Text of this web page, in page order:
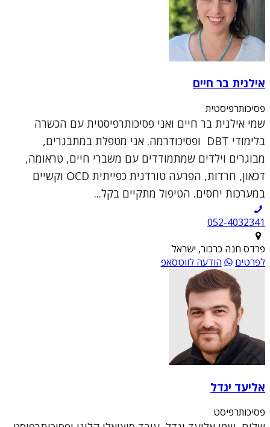
אילנית בר חיים
פסיכותרפיסטית
שמי אילנית בר חיים ואני פסיכותרפיסטית עם הכשרה
בלימודי DBT ופסיכודרמה. אני מטפלת במתבגרים,
מבוגרים וילדים שמתמודדים עם משברי חיים, טראומה,
דכאון, חרדות, הפרעה טורדנית כפייתית OCD וקשיים
במערכות יחסים. הטיפול מתקיים בקל...
052-4032341
פרדס חנה כרכור, ישראל
לפרטים
הודעה לווטסאפ
אליעד יגדל
פסיכותרפיסט